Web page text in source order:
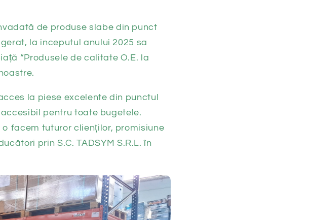
de produse slabe din punct
la inceputul anului 2025 sa
“Produsele de calitate O.E. la
la piese excelente din punctul
pentru toate bugetele.
facem tuturor clienților, promisiune
prin S.C. TADSYM S.R.L. în